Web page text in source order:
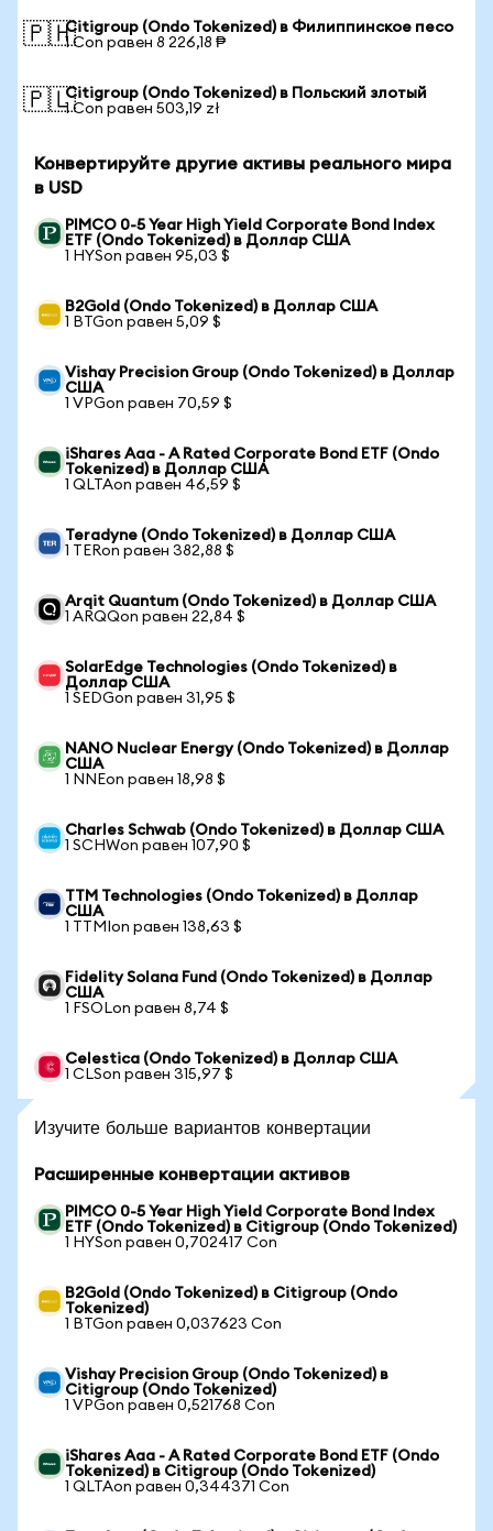
🇵🇭Citigroup (Ondo Tokenized) в Филиппинское песо
1 Con равен 8 226,18 ₱
🇵🇱Citigroup (Ondo Tokenized) в Польский злотый
1 Con равен 503,19 zł
Конвертируйте другие активы реального мира
в USD
PIMCO 0-5 Year High Yield Corporate Bond Index
ETF (Ondo Tokenized) в Доллар США
1 HYSon равен 95,03 $
B2Gold (Ondo Tokenized) в Доллар США
1 BTGon равен 5,09 $
Vishay Precision Group (Ondo Tokenized) в Доллар
США
1 VPGon равен 70,59 $
iShares Aaa - A Rated Corporate Bond ETF (Ondo
Tokenized) в Доллар США
1 QLTAon равен 46,59 $
Teradyne (Ondo Tokenized) в Доллар США
1 TERon равен 382,88 $
Arqit Quantum (Ondo Tokenized) в Доллар США
1 ARQQon равен 22,84 $
SolarEdge Technologies (Ondo Tokenized) в
Доллар США
1 SEDGon равен 31,95 $
NANO Nuclear Energy (Ondo Tokenized) в Доллар
США
1 NNEon равен 18,98 $
Charles Schwab (Ondo Tokenized) в Доллар США
1 SCHWon равен 107,90 $
TTM Technologies (Ondo Tokenized) в Доллар
США
1 TTMIon равен 138,63 $
Fidelity Solana Fund (Ondo Tokenized) в Доллар
США
1 FSOLon равен 8,74 $
Celestica (Ondo Tokenized) в Доллар США
1 CLSon равен 315,97 $
Изучите больше вариантов конвертации
Расширенные конвертации активов
PIMCO 0-5 Year High Yield Corporate Bond Index
ETF (Ondo Tokenized) в Citigroup (Ondo Tokenized)
1 HYSon равен 0,702417 Con
B2Gold (Ondo Tokenized) в Citigroup (Ondo
Tokenized)
1 BTGon равен 0,037623 Con
Vishay Precision Group (Ondo Tokenized) в
Citigroup (Ondo Tokenized)
1 VPGon равен 0,521768 Con
iShares Aaa - A Rated Corporate Bond ETF (Ondo
Tokenized) в Citigroup (Ondo Tokenized)
1 QLTAon равен 0,344371 Con